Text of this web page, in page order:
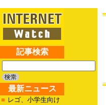
記事検索
最新ニュース
■ レゴ、小学生向け